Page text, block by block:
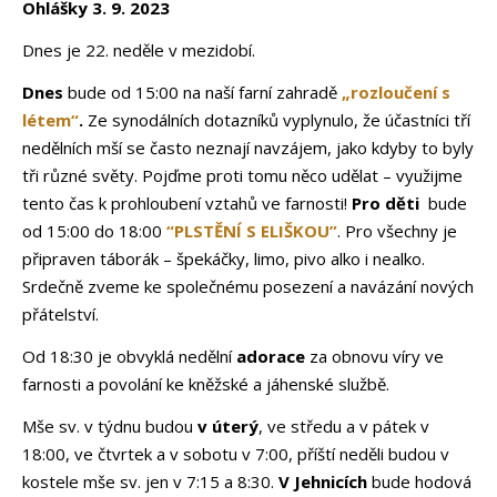
Ohlášky 3. 9. 2023
Dnes je 22. neděle v mezidobí.
Dnes bude od 15:00 na naší farní zahradě „rozloučení s
létem“. Ze synodálních dotazníků vyplynulo, že účastníci tří
nedělních mší se často neznají navzájem, jako kdyby to byly
tři různé světy. Pojďme proti tomu něco udělat – využijme
tento čas k prohloubení vztahů ve farnosti! Pro děti bude
od 15:00 do 18:00 “PLSTĚNÍ S ELIŠKOU”. Pro všechny je
připraven táborák – špekáčky, limo, pivo alko i nealko.
Srdečně zveme ke společnému posezení a navázání nových
přátelství.
Od 18:30 je obvyklá nedělní adorace za obnovu víry ve
farnosti a povolání ke kněžské a jáhenské službě.
Mše sv. v týdnu budou v úterý, ve středu a v pátek v
18:00, ve čtvrtek a v sobotu v 7:00, příští neděli budou v
kostele mše sv. jen v 7:15 a 8:30. V Jehnicích bude hodová